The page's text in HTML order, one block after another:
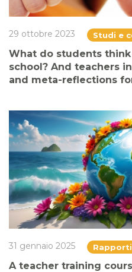
29 ottobre 2023 Studi e
What do students
school? And teachers
and meta-reflections
31 gennaio 2025
A teacher training